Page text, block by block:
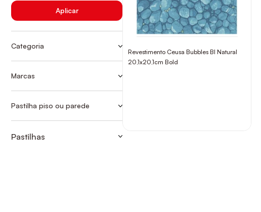
Aplicar
Categoria
Marcas
Pastilha piso ou parede
Pastilhas
Revestimento Ceusa Bubbles Bl Natural
20,1x20,1cm Bold